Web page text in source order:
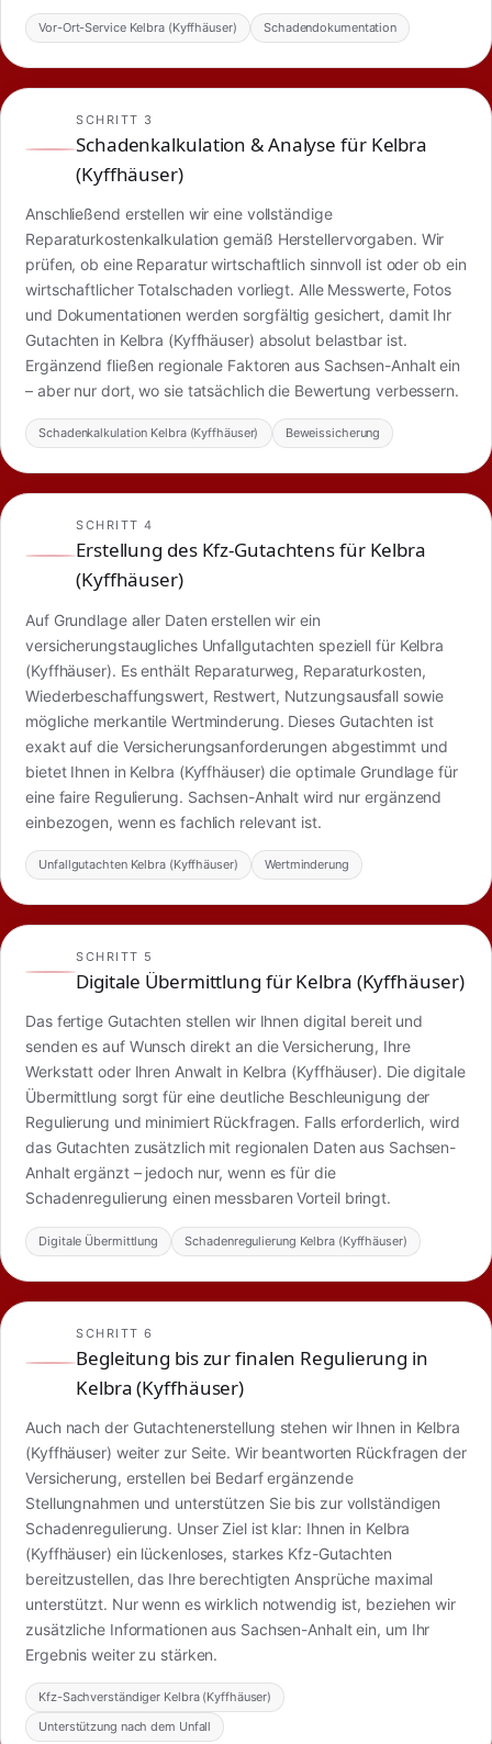
Vor-Ort-Service Kelbra (Kyffhäuser) Schadendokumentation
SCHRITT 3
Schadenkalkulation & Analyse für Kelbra
(Kyffhäuser)
Anschließend erstellen wir eine vollständige
Reparaturkostenkalkulation gemäß Herstellervorgaben. Wir
prüfen, ob eine Reparatur wirtschaftlich sinnvoll ist oder ob ein
wirtschaftlicher Totalschaden vorliegt. Alle Messwerte, Fotos
und Dokumentationen werden sorgfältig gesichert, damit Ihr
Gutachten in Kelbra (Kyffhäuser) absolut belastbar ist.
Ergänzend fließen regionale Faktoren aus Sachsen-Anhalt ein
– aber nur dort, wo sie tatsächlich die Bewertung verbessern.
Schadenkalkulation Kelbra (Kyffhäuser) Beweissicherung
SCHRITT 4
Erstellung des Kfz-Gutachtens für Kelbra
(Kyffhäuser)
Auf Grundlage aller Daten erstellen wir ein
versicherungstaugliches Unfallgutachten speziell für Kelbra
(Kyffhäuser). Es enthält Reparaturweg, Reparaturkosten,
Wiederbeschaffungswert, Restwert, Nutzungsausfall sowie
mögliche merkantile Wertminderung. Dieses Gutachten ist
exakt auf die Versicherungsanforderungen abgestimmt und
bietet Ihnen in Kelbra (Kyffhäuser) die optimale Grundlage für
eine faire Regulierung. Sachsen-Anhalt wird nur ergänzend
einbezogen, wenn es fachlich relevant ist.
Unfallgutachten Kelbra (Kyffhäuser) Wertminderung
SCHRITT 5
Digitale Übermittlung für Kelbra (Kyffhäuser)
Das fertige Gutachten stellen wir Ihnen digital bereit und
senden es auf Wunsch direkt an die Versicherung, Ihre
Werkstatt oder Ihren Anwalt in Kelbra (Kyffhäuser). Die digitale
Übermittlung sorgt für eine deutliche Beschleunigung der
Regulierung und minimiert Rückfragen. Falls erforderlich, wird
das Gutachten zusätzlich mit regionalen Daten aus Sachsen-
Anhalt ergänzt – jedoch nur, wenn es für die
Schadenregulierung einen messbaren Vorteil bringt.
Digitale Übermittlung Schadenregulierung Kelbra (Kyffhäuser)
SCHRITT 6
Begleitung bis zur finalen Regulierung in
Kelbra (Kyffhäuser)
Auch nach der Gutachtenerstellung stehen wir Ihnen in Kelbra
(Kyffhäuser) weiter zur Seite. Wir beantworten Rückfragen der
Versicherung, erstellen bei Bedarf ergänzende
Stellungnahmen und unterstützen Sie bis zur vollständigen
Schadenregulierung. Unser Ziel ist klar: Ihnen in Kelbra
(Kyffhäuser) ein lückenloses, starkes Kfz-Gutachten
bereitzustellen, das Ihre berechtigten Ansprüche maximal
unterstützt. Nur wenn es wirklich notwendig ist, beziehen wir
zusätzliche Informationen aus Sachsen-Anhalt ein, um Ihr
Ergebnis weiter zu stärken.
Kfz-Sachverständiger Kelbra (Kyffhäuser)
Unterstützung nach dem Unfall